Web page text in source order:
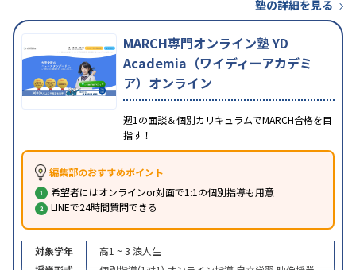
塾の詳細を見る
MARCH専門オンライン塾 YD
Academia（ワイディーアカデミ
ア）オンライン
週1の面談＆個別カリキュラムでMARCH合格を目
指す！
編集部のおすすめポイント
希望者にはオンラインor対面で1:1の個別指導も用意
LINEで24時間質問できる
対象学年 高1 ~ 3 浪人生